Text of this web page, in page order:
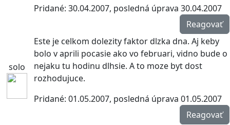
Pridané: 30.04.2007, posledná úprava 30.04.2007
Reagovať
solo
Este je celkom dolezity faktor dlzka dna. Aj keby
bolo v aprili pocasie ako vo februari, vidno bude o
nejaku tu hodinu dlhsie. A to moze byt dost
rozhodujuce.
Pridané: 01.05.2007, posledná úprava 01.05.2007
Reagovať